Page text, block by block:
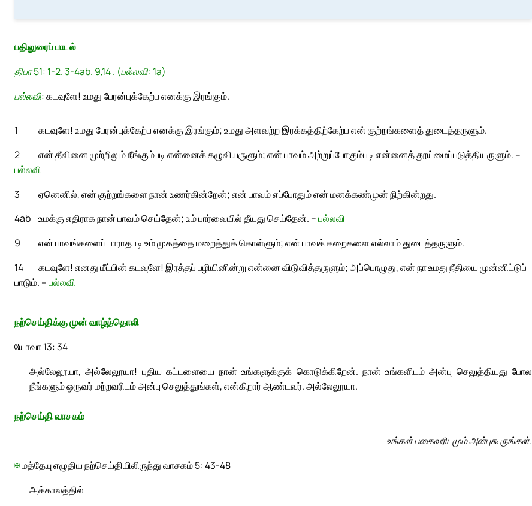
பதிலுரைப் பாடல்
திபா 51: 1-2. 3-4ab. 9,14 . (பல்லவி: 1a)
பல்லவி:கடவுளே! உமது பேரன்புக்கேற்ப எனக்கு இரங்கும்.
1
கடவுளே! உமது பேரன்புக்கேற்ப எனக்கு இரங்கும்; உமது அளவற்ற இரக்கத்திற்கேற்ப என் குற்றங்களைத் துடைத்தருளும்.
2
என் தீவினை முற்றிலும் நீங்கும்படி என்னைக் கழுவியருளும்; என் பாவம் அற்றுப்போகும்படி என்னைத் தூய்மைப்படுத்தியருளும். –
பல்லவி
3
ஏனெனில், என் குற்றங்களை நான் உணர்கின்றேன்; என் பாவம் எப்போதும் என் மனக்கண்முன் நிற்கின்றது.
4ab உமக்கு எதிராக நான் பாவம் செய்தேன்; உம் பார்வையில் தீயது செய்தேன். –பல்லவி
9
என் பாவங்களைப் பாராதபடி உம் முகத்தை மறைத்துக் கொள்ளும்; என் பாவக் கறைகளை எல்லாம் துடைத்தருளும்.
14
கடவுளே! எனது மீட்பின் கடவுளே! இரத்தப் பழியினின்று என்னை விடுவித்தருளும்; அப்பொழுது, என் நா உமது நீதியை முன்னிட்டுப்
பாடும். –பல்லவி
நற்செய்திக்கு முன் வாழ்த்தொலி
யோவா 13: 34
அல்லேலூயா, அல்லேலூயா! புதிய கட்டளையை நான் உங்களுக்குக் கொடுக்கிறேன். நான் உங்களிடம் அன்பு செலுத்தியது போல
நீங்களும் ஒருவர் மற்றவரிடம் அன்பு செலுத்துங்கள், என்கிறார் ஆண்டவர். அல்லேலூயா.
நற்செய்தி வாசகம்
உங்கள் பகைவரிடமும் அன்புகூருங்கள்.
✠மத்தேயு எழுதிய நற்செய்தியிலிருந்து வாசகம் 5: 43-48
அக்காலத்தில்